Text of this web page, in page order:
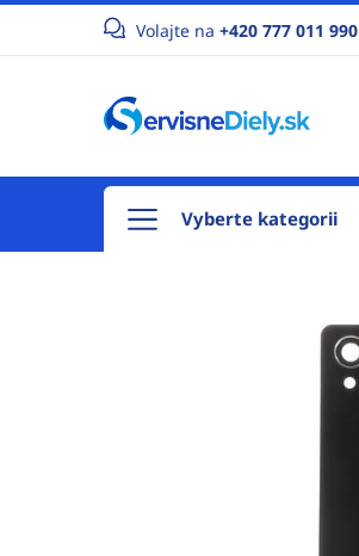
Volajte na +420 777 011 990
Vyberte kategorii